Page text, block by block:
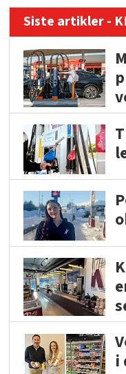
Siste artikler -
i